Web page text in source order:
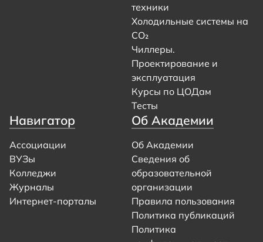
техники
Холодильные системы на
CO₂
Чиллеры.
Проектирование и
эксплуатация
Курсы по ЦОДам
Тесты
Навигатор
Ассоциации
ВУЗы
Колледжи
Журналы
Интернет-порталы
Об Академии
Об Академии
Сведения об
образовательной
организации
Правила пользования
Политика публикаций
Политика